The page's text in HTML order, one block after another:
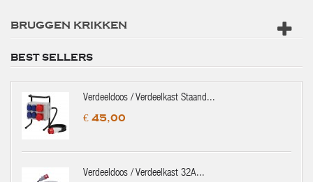
BRUGGEN KRIKKEN
BEST SELLERS
Verdeeldoos / Verdeelkast Staand...
€ 45,00
Verdeeldoos / Verdeelkast 32A...